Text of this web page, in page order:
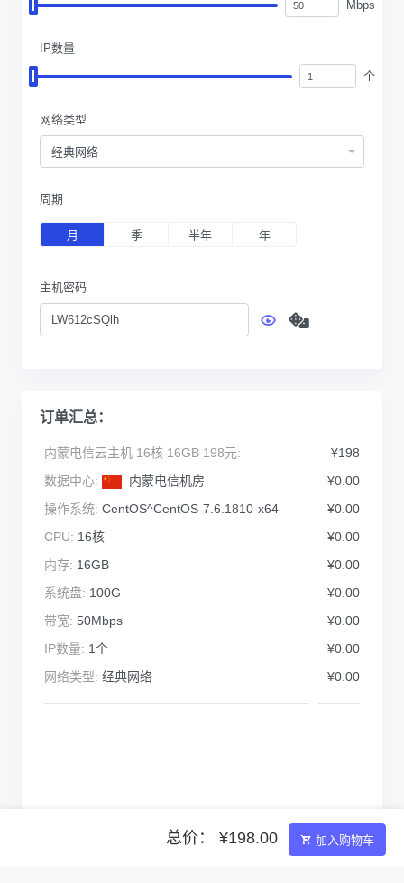
Mbps
IP数量
个
网络类型
经典网络
周期
月 季 半年 年
主机密码
订单汇总：
内蒙电信云主机 16核 16GB 198元:
¥198
数据中心:
内蒙电信机房
¥0.00
操作系统: CentOS^CentOS-7.6.1810-x64
¥0.00
CPU: 16核
¥0.00
内存: 16GB
¥0.00
系统盘: 100G
¥0.00
带宽: 50Mbps
¥0.00
IP数量: 1个
¥0.00
网络类型: 经典网络 ¥0.00
总价： ¥198.00 加入购物车